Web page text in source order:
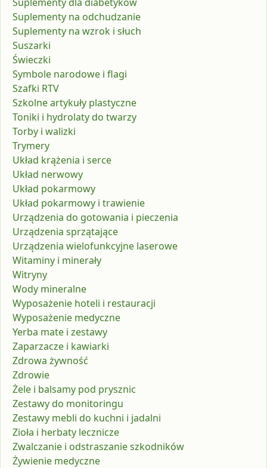
Suplementy na odchudzanie
Suplementy na wzrok i słuch
Suszarki
Świeczki
Symbole narodowe i flagi
Szafki RTV
Szkolne artykuły plastyczne
Toniki i hydrolaty do twarzy
Torby i walizki
Trymery
Układ krążenia i serce
Układ nerwowy
Układ pokarmowy
Układ pokarmowy i trawienie
Urządzenia do gotowania i pieczenia
Urządzenia sprzątające
Urządzenia wielofunkcyjne laserowe
Witaminy i minerały
Witryny
Wody mineralne
Wyposażenie hoteli i restauracji
Wyposażenie medyczne
Yerba mate i zestawy
Zaparzacze i kawiarki
Zdrowa żywność
Zdrowie
Żele i balsamy pod prysznic
Zestawy do monitoringu
Zestawy mebli do kuchni i jadalni
Zioła i herbaty lecznicze
Zwalczanie i odstraszanie szkodników
Żywienie medyczne